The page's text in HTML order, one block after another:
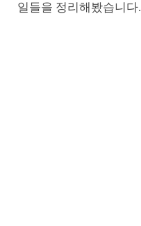
일들을 정리해봤습니다.